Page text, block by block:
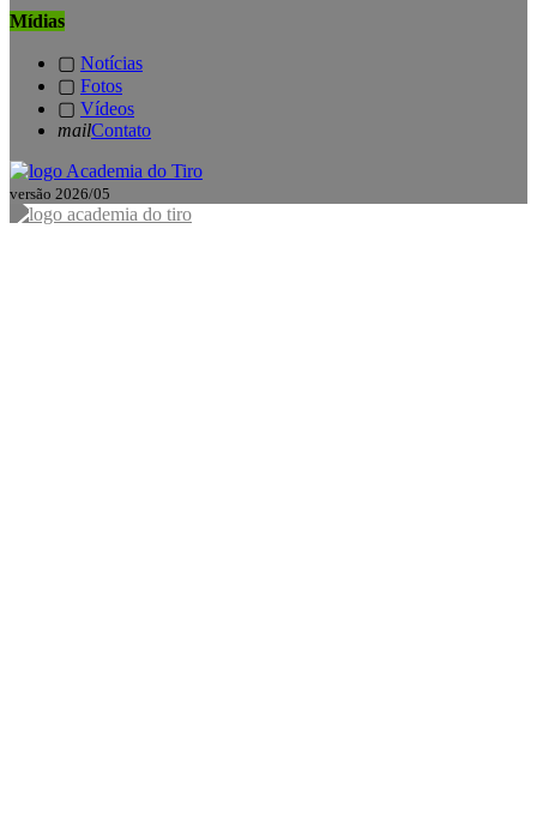
Mídias
▢ Notícias
▢ Fotos
▢ Vídeos
mailContato
versão 2026/05